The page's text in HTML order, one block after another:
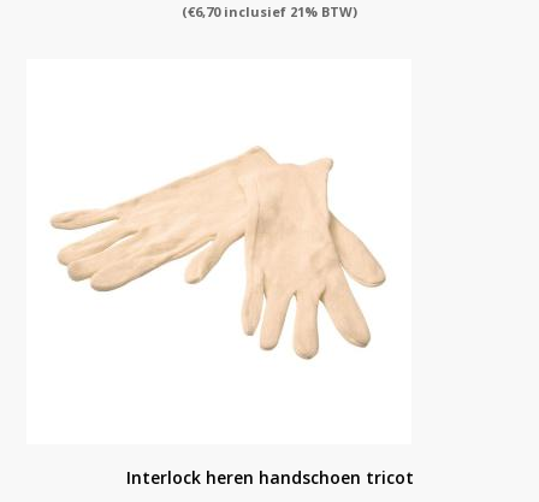
(€6,70inclusief 21% BTW)
Interlock heren handschoen tricot